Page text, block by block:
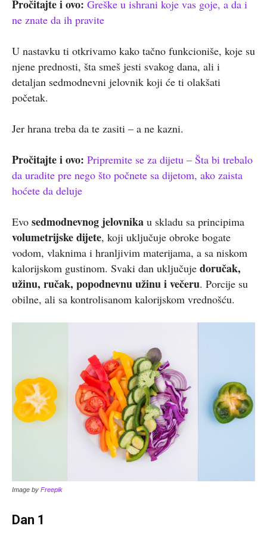
Pročitajte i ovo: Greške u ishrani koje vas goje, a da i
ne znate da ih pravite
U nastavku ti otkrivamo kako tačno funkcioniše, koje su
njene prednosti, šta smeš jesti svakog dana, ali i
detaljan sedmodnevni jelovnik koji će ti olakšati
početak.
Jer hrana treba da te zasiti – a ne kazni.
Pročitajte i ovo: Pripremite se za dijetu – Šta bi trebalo
da uradite pre nego što počnete sa dijetom, ako zaista
hoćete da deluje
Evo sedmodnevnog jelovnika u skladu sa principima
volumetrijske dijete, koji uključuje obroke bogate
vodom, vlaknima i hranljivim materijama, a sa niskom
kalorijskom gustinom. Svaki dan uključuje doručak,
užinu, ručak, popodnevnu užinu i večeru. Porcije su
obilne, ali sa kontrolisanom kalorijskom vrednošću.
Image by Freepik
Dan 1